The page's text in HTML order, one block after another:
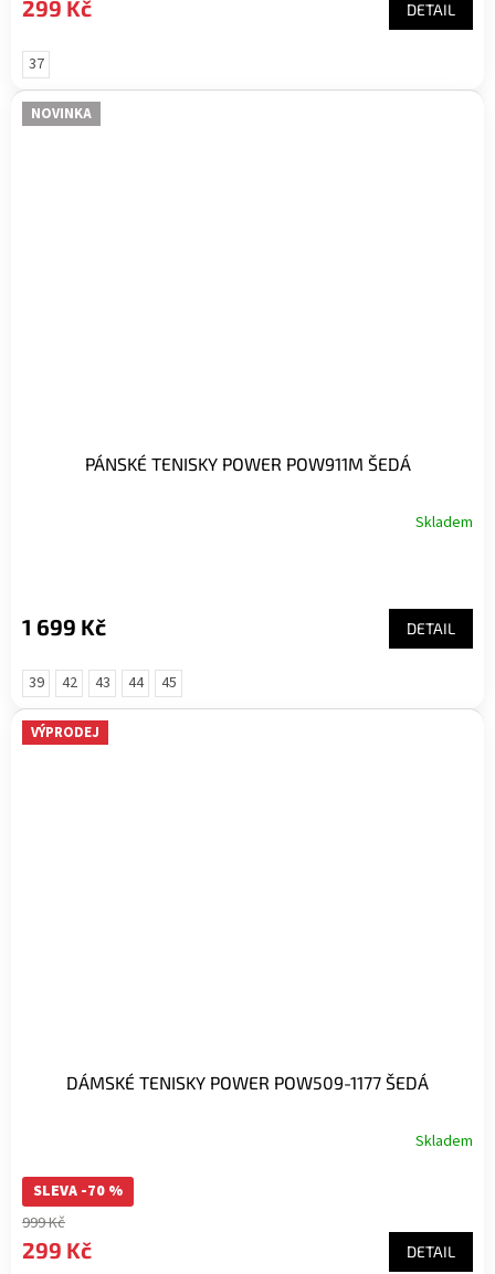
299 Kč DETAIL
37
NOVINKA
PÁNSKÉ TENISKY POWER POW911M ŠEDÁ
Skladem
1 699 Kč DETAIL
39 42 43 44 45
VÝPRODEJ
DÁMSKÉ TENISKY POWER POW509-1177 ŠEDÁ
Skladem
SLEVA -70 %
999 Kč
299 Kč DETAIL